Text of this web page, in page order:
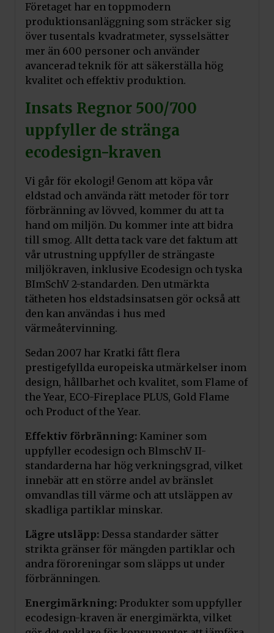
Företaget har en toppmodern
produktionsanläggning som sträcker sig
över tusentals kvadratmeter, sysselsätter
mer än 600 personer och använder
avancerad teknik för att säkerställa hög
kvalitet och effektiv produktion.
Insats Regnor 500/700
uppfyller de stränga
ecodesign-kraven
Vi går för ekologi! Genom att köpa vår
eldstad och använda rätt metoder för torr
förbränning av lövved, kommer du att ta
hand om miljön. Du kommer inte att bidra
till smog. Allt detta tack vare det faktum att
vår utrustning uppfyller de strängaste
miljökraven, inklusive Ecodesign och tyska
BImSchV 2-standarden. Den utmärkta
tätheten hos eldstadsinsatsen gör också att
den kan användas i hus med
värmeåtervinning.
Sedan 2007 har Kratki fått flera
prestigefyllda europeiska utmärkelser inom
design, hållbarhet och kvalitet, som Flame of
the Year, ECO-Fireplace PLUS, Gold Flame
och Product of the Year.
Effektiv förbränning: Kaminer som
uppfyller ecodesign och BlmschV II-
standarderna har hög verkningsgrad, vilket
innebär att en större andel av bränslet
omvandlas till värme och att utsläppen av
skadliga partiklar minskar.
Lägre utsläpp: Dessa standarder sätter
strikta gränser för mängden partiklar och
andra föroreningar som släpps ut under
förbränningen.
Energimärkning: Produkter som uppfyller
ecodesign-kraven är energimärkta, vilket